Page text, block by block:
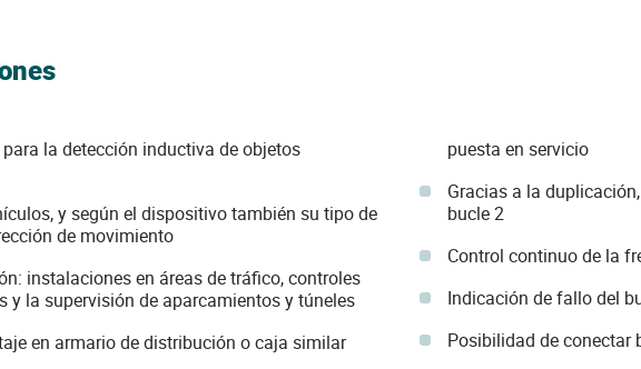
la detección inductiva de objetos
y según el dispositivo también su tipo de
de movimiento
instalaciones en áreas de tráfico, controles
y la supervisión de aparcamientos y túneles
en armario de distribución o caja similar
puesta en servicio
Gracias a la
bucle 2
Control continuo de la
Indicación de fallo del
Posibilidad de conectar